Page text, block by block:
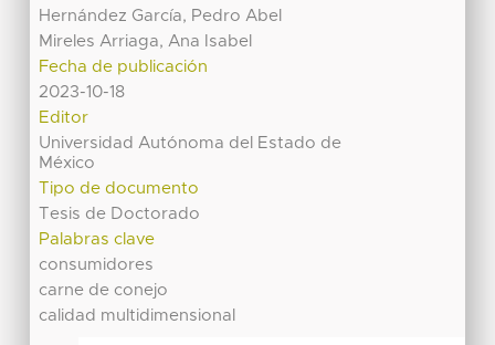
Hernández García, Pedro Abel
Mireles Arriaga, Ana Isabel
Fecha de publicación
2023-10-18
Editor
Universidad Autónoma del Estado de
México
Tipo de documento
Tesis de Doctorado
Palabras clave
consumidores
carne de conejo
calidad multidimensional